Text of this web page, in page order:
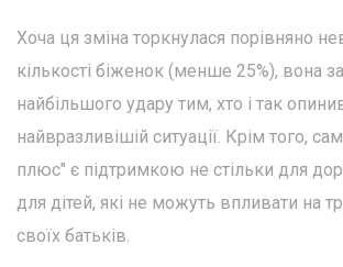
Хоча ця зміна торкнулася порівняно
кількості біженок (менше 25%), вона
найбільшого удару тим, хто і так
найвразливішій ситуації. Крім того,
плюс" є підтримкою не стільки для
для дітей, які не можуть впливати на
своїх батьків.